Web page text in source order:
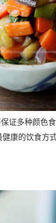
证多种颜色
康的饮食方式